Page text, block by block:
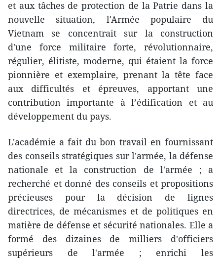
et aux tâches de protection de la Patrie dans la
nouvelle situation, l'Armée populaire du
Vietnam se concentrait sur la construction
d'une force militaire forte, révolutionnaire,
régulier, élitiste, moderne, qui étaient la force
pionnière et exemplaire, prenant la tête face
aux difficultés et épreuves, apportant une
contribution importante à l’édification et au
développement du pays.
L'académie a fait du bon travail en fournissant
des conseils stratégiques sur l'armée, la défense
nationale et la construction de l'armée ; a
recherché et donné des conseils et propositions
précieuses pour la décision de lignes
directrices, de mécanismes et de politiques en
matière de défense et sécurité nationales. Elle a
formé des dizaines de milliers d'officiers
supérieurs de l'armée ; enrichi les